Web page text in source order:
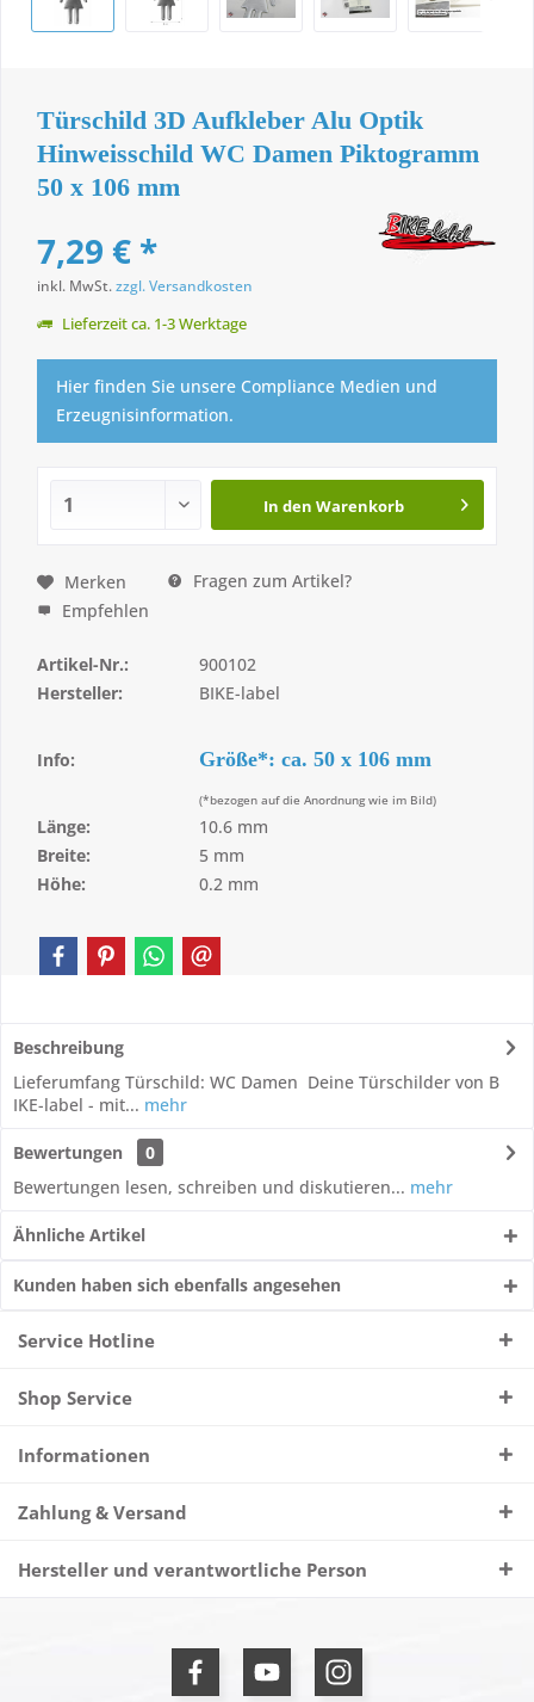
Türschild 3D Aufkleber Alu Optik
Hinweisschild WC Damen Piktogramm
50 x 106 mm
7,29 € *
inkl. MwSt.zzgl. Versandkosten
Lieferzeit ca. 1-3 Werktage
Hier finden Sie unsere Compliance Medien und
Erzeugnisinformation.
In den Warenkorb
Merken
Fragen zum Artikel?
Empfehlen
Artikel-Nr.:
900102
Hersteller:
BIKE-label
Info: Größe*: ca. 50 x 106 mm
(*bezogen auf die Anordnung wie im Bild)
Länge:
10.6 mm
Breite:
5 mm
Höhe:
0.2 mm
Beschreibung
Lieferumfang Türschild: WC Damen Deine Türschilder von B
IKE-label - mit... mehr
Bewertungen
0
Bewertungen lesen, schreiben und diskutieren... mehr
Ähnliche Artikel
Kunden haben sich ebenfalls angesehen
Service Hotline
Shop Service
Informationen
Zahlung & Versand
Hersteller und verantwortliche Person